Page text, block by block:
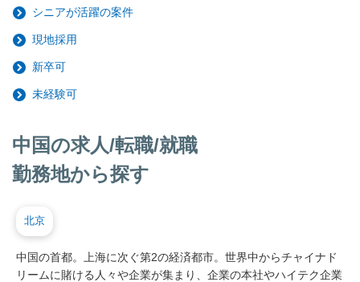
シニアが活躍の案件
現地採用
新卒可
未経験可
中国の求人/転職/就職
勤務地から探す
北京
中国の首都。上海に次ぐ第2の経済都市。世界中からチャイナド
リームに賭ける人々や企業が集まり、企業の本社やハイテク企業